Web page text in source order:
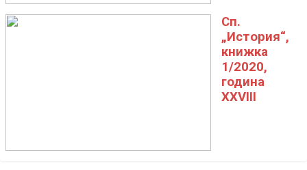
Сп.
„История“,
книжка
1/2020,
година
XXVIII